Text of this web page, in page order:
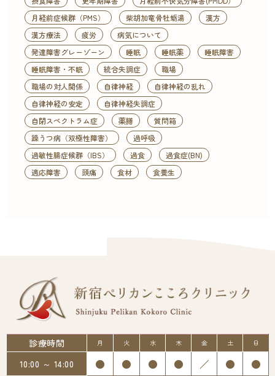
月経前症候群（PMS）
柴胡加竜骨牡蛎湯
漢方
漢方療法
疲労
病気について
発達障害グレーゾーン
睡眠 睡眠薬
睡眠障害
睡眠障害・不眠
統合失調症
職場
職場の対人関係
自律神経
自律神経の乱れ
自律神経の安定
自律神経失調症
自閉スペクトラム症
薬膳
質問箱
躁うつ病（双極性障害）
過呼吸
過敏性腸症候群（IBS）
過食
過食症(BN)
適応障害
頭痛 食材 食養生
診療時間 月 火 水 木 金 土 日
10:00 ～ 14:00 ● ● ● ● ／ ● ●